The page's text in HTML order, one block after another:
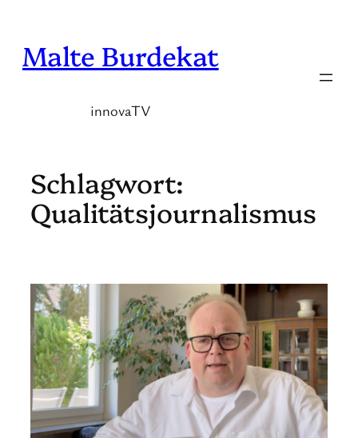
springen
Malte Burdekat
innovaTV
Schlagwort:
Qualitätsjournalismus